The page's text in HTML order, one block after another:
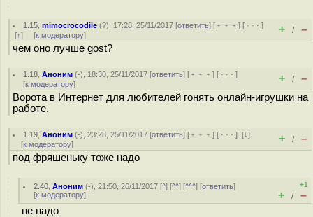
1.15 ,mimocrocodile (?), 17:28, 25/11/2017 [ответить] [ ﹢﹢﹢] [ · · ·]
[↑] [к модератору] + / –
чем оно лучше gost?
1.18 ,Аноним (-), 18:30, 25/11/2017 [ответить] [ ﹢﹢﹢] [ · · ·]
[к модератору] + / –
Ворота в Интернет для любителей гонять онлайн-игрушки на
работе.
1.19 ,Аноним (-), 23:28, 25/11/2017 [ответить] [ ﹢﹢﹢] [ · · ·][↓]
[к модератору] + / –
под фряшеньку тоже надо
2.40 ,Аноним (-), 21:50, 26/11/2017 [^] [^^] [^^^] [ответить]
[к модератору]
+1
+ / –
не надо